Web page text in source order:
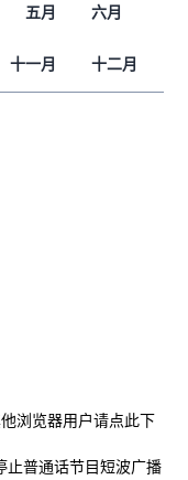
五月 六月
十一月 十二月
浏览器用户请点此下
止普通话节目短波广播